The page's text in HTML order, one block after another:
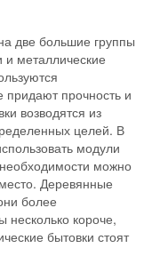
две большие группы
и металлические
придают прочность и
возводятся из
целей. В
модули
можно
Деревянные
более
несколько короче,
бытовки стоят